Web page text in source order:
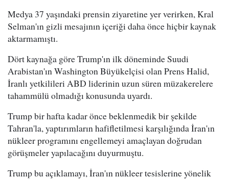
Medya 37 yaşındaki prensin ziyaretine yer verirken, Kral
Selman'ın gizli mesajının içeriği daha önce hiçbir kaynak
aktarmamıştı.
Dört kaynağa göre Trump'ın ilk döneminde Suudi
Arabistan'ın Washington Büyükelçisi olan Prens Halid,
İranlı yetkilileri ABD liderinin uzun süren müzakerelere
tahammülü olmadığı konusunda uyardı.
Trump bir hafta kadar önce beklenmedik bir şekilde
Tahran'la, yaptırımların hafifletilmesi karşılığında İran'ın
nükleer programını engellemeyi amaçlayan doğrudan
görüşmeler yapılacağını duyurmuştu.
Trump bu açıklamayı, İran'ın nükleer tesislerine yönelik